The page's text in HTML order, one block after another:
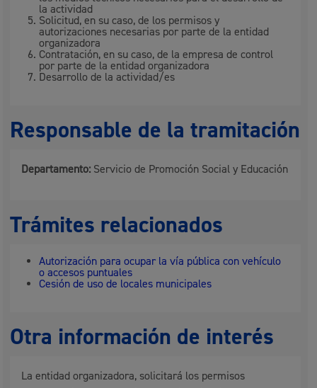
la actividad
Solicitud, en su caso, de los permisos y
autorizaciones necesarias por parte de la entidad
organizadora
Contratación, en su caso, de la empresa de control
por parte de la entidad organizadora
Desarrollo de la actividad/es
Responsable de la tramitación
Departamento: Servicio de Promoción Social y Educación
Trámites relacionados
Autorización para ocupar la vía pública con vehículo
o accesos puntuales
Cesión de uso de locales municipales
Otra información de interés
La entidad organizadora, solicitará los permisos